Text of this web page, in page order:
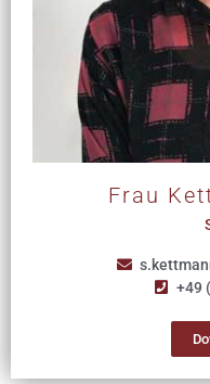
Frau
+49